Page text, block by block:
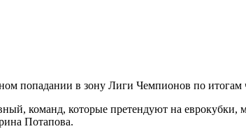
попадании в зону Лиги Чемпионов по итогам
команд, которые претендуют на
Потапова.